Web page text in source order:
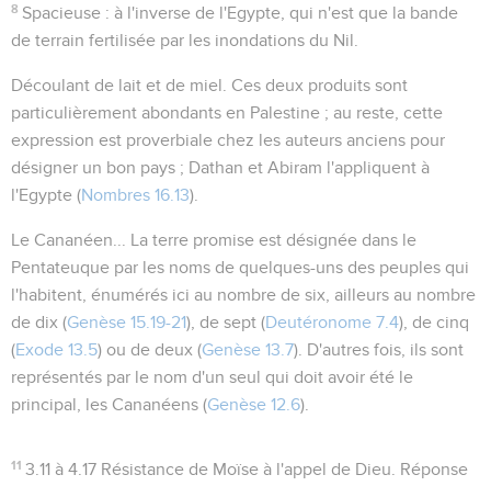
8 Spacieuse : à l'inverse de l'Egypte, qui n'est que la bande
de terrain fertilisée par les inondations du Nil.
Découlant de lait et de miel . Ces deux produits sont
particulièrement abondants en Palestine ; au reste, cette
expression est proverbiale chez les auteurs anciens pour
désigner un bon pays ; Dathan et Abiram l'appliquent à
l'Egypte (Nombres 16.13).
Le Cananéen...
La terre promise est désignée dans le
Pentateuque par les noms de quelques-uns des peuples qui
l'habitent, énumérés ici au nombre de six, ailleurs au nombre
de dix (Genèse 15.19-21), de sept (Deutéronome 7.4), de cinq
(Exode 13.5) ou de deux (Genèse 13.7). D'autres fois, ils sont
représentés par le nom d'un seul qui doit avoir été le
principal, les Cananéens (Genèse 12.6).
11 3.11 à 4.17 Résistance de Moïse à l'appel de Dieu. Réponse